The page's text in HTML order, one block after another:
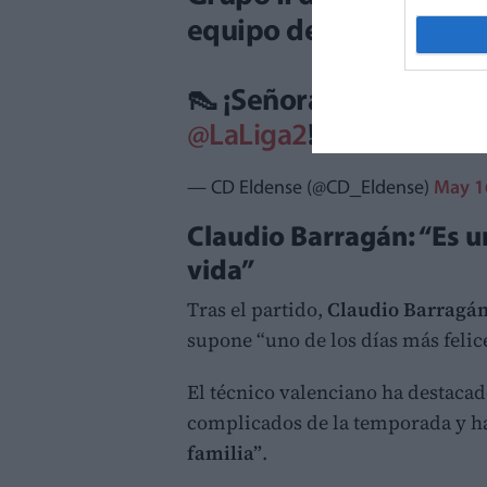
equipo de 𝐒𝐞𝐠𝐮𝐧𝐝𝐚
👠 ¡Señoras y señores,
@LaLiga2! 🚀
— CD Eldense (@CD_Eldense) May
Claudio Barragán: “Es
vida”
Tras el partido, Claudio
supone “uno de los días más
El técnico valenciano ha
complicados de la temporada y
familia”.